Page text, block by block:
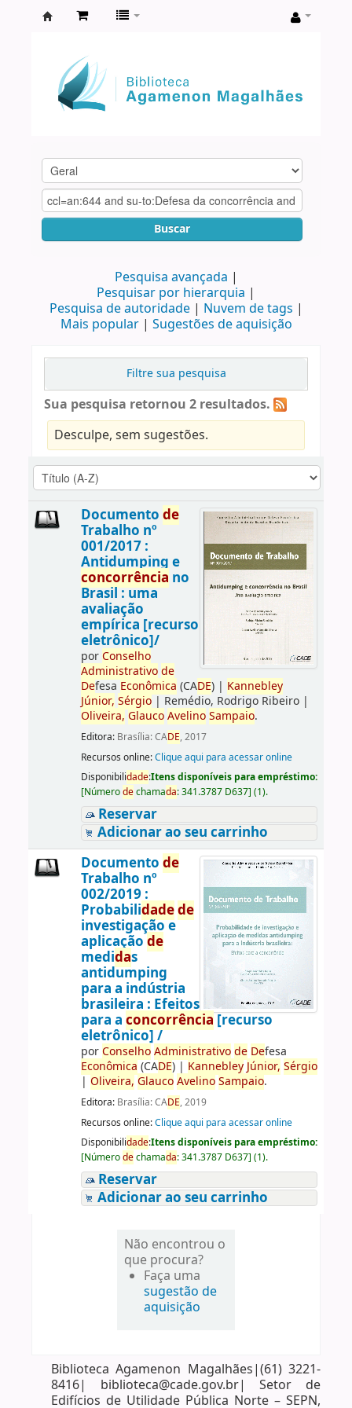
Agamenon
Magalhães
Buscar
Pesquisa avançada
Pesquisar por hierarquia
Pesquisa de autoridade
Nuvem de tags
Mais popular
Sugestões de aquisição
Filtre sua pesquisa
Sua pesquisa retornou 2 resultados.
Desculpe, sem sugestões.
Documento de
Trabalho nº
001/2017 :
Antidumping e
concorrência no
Brasil : uma
avaliação
empírica [recurso
eletrônico]/
porConselho
Administrativo de
Defesa Econômica (CADE)| Kannebley
Júnior, Sérgio| Remédio, Rodrigo Ribeiro|
Oliveira, Glauco Avelino Sampaio.
Editora: Brasília: CADE, 2017
Recursos online:Clique aqui para acessar online
Disponibilidade:Itens disponíveis para empréstimo:
[Númerodechamada:341.3787 D637] (1).
Reservar
Adicionar ao seu carrinho
Documento de
Trabalho nº
002/2019 :
Probabilidadede
investigação e
aplicação de
medidas
antidumping
para a indústria
brasileira : Efeitos
para a concorrência [recurso
eletrônico] /
porConselho Administrativo de Defesa
Econômica (CADE)| Kannebley Júnior, Sérgio
| Oliveira, Glauco Avelino Sampaio.
Editora: Brasília: CADE, 2019
Recursos online:Clique aqui para acessar online
Disponibilidade:Itens disponíveis para empréstimo:
[Númerodechamada:341.3787 D637] (1).
Reservar
Adicionar ao seu carrinho
Não encontrou o
que procura?
Faça uma
sugestão de
aquisição
Biblioteca Agamenon Magalhães|(61) 3221-
8416| biblioteca@cade.gov.br| Setor de
Edifícios de Utilidade Pública Norte – SEPN,